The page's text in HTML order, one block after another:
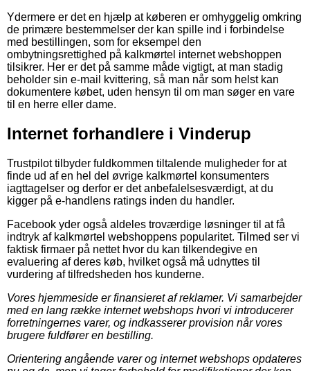
Ydermere er det en hjælp at køberen er omhyggelig omkring
de primære bestemmelser der kan spille ind i forbindelse
med bestillingen, som for eksempel den
ombytningsrettighed på kalkmørtel internet webshoppen
tilsikrer. Her er det på samme måde vigtigt, at man stadig
beholder sin e-mail kvittering, så man når som helst kan
dokumentere købet, uden hensyn til om man søger en vare
til en herre eller dame.
Internet forhandlere i Vinderup
Trustpilot tilbyder fuldkommen tiltalende muligheder for at
finde ud af en hel del øvrige kalkmørtel konsumenters
iagttagelser og derfor er det anbefalelsesværdigt, at du
kigger på e-handlens ratings inden du handler.
Facebook yder også aldeles troværdige løsninger til at få
indtryk af kalkmørtel webshoppens popularitet. Tilmed ser vi
faktisk firmaer på nettet hvor du kan tilkendegive en
evaluering af deres køb, hvilket også må udnyttes til
vurdering af tilfredsheden hos kunderne.
Vores hjemmeside er finansieret af reklamer. Vi samarbejder
med en lang række internet webshops hvori vi introducerer
forretningernes varer, og indkasserer provision når vores
brugere fuldfører en bestilling.
Orientering angående varer og internet webshops opdateres